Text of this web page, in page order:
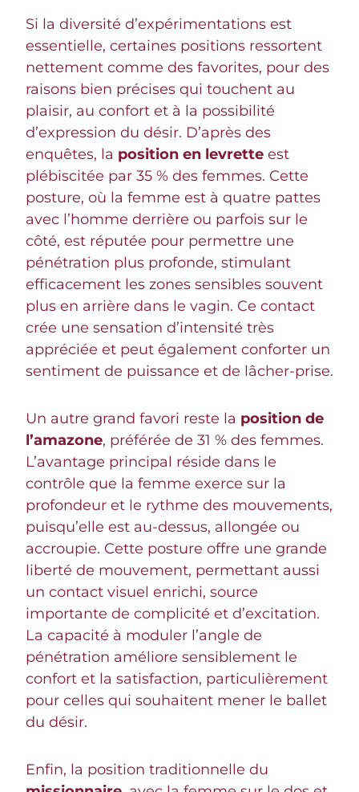
Si la diversité d’expérimentations est
essentielle, certaines positions ressortent
nettement comme des favorites, pour des
raisons bien précises qui touchent au
plaisir, au confort et à la possibilité
d’expression du désir. D’après des
enquêtes, la position en levrette est
plébiscitée par 35 % des femmes. Cette
posture, où la femme est à quatre pattes
avec l’homme derrière ou parfois sur le
côté, est réputée pour permettre une
pénétration plus profonde, stimulant
efficacement les zones sensibles souvent
plus en arrière dans le vagin. Ce contact
crée une sensation d’intensité très
appréciée et peut également conforter un
sentiment de puissance et de lâcher-prise.
Un autre grand favori reste la position de
l’amazone, préférée de 31 % des femmes.
L’avantage principal réside dans le
contrôle que la femme exerce sur la
profondeur et le rythme des mouvements,
puisqu’elle est au-dessus, allongée ou
accroupie. Cette posture offre une grande
liberté de mouvement, permettant aussi
un contact visuel enrichi, source
importante de complicité et d’excitation.
La capacité à moduler l’angle de
pénétration améliore sensiblement le
confort et la satisfaction, particulièrement
pour celles qui souhaitent mener le ballet
du désir.
Enfin, la position traditionnelle du